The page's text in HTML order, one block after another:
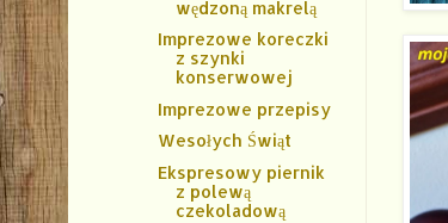
wędzoną makrelą
Imprezowe koreczki
z szynki
konserwowej
Imprezowe przepisy
Wesołych Świąt
Ekspresowy piernik
z polewą
czekoladową